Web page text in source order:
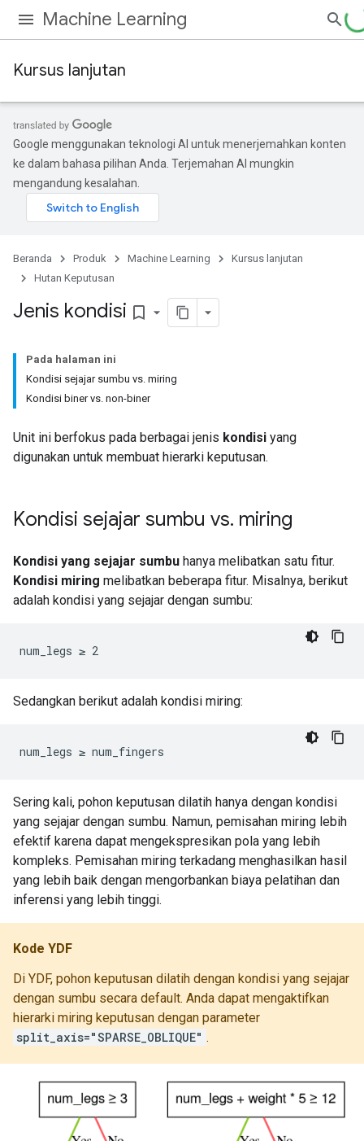
Machine Learning
Kursus lanjutan
Google menggunakan teknologi AI untuk menerjemahkan konten
ke dalam bahasa pilihan Anda. Terjemahan AI mungkin
mengandung kesalahan.
Beranda Produk Machine Learning
Kursus lanjutan
Hutan Keputusan
Jenis kondisi bookmark_border
Pada halaman ini
Kondisi sejajar sumbu vs. miring
Kondisi biner vs. non-biner
Unit ini berfokus pada berbagai jenis kondisi yang
digunakan untuk membuat hierarki keputusan.
Kondisi sejajar sumbu vs. miring
Kondisi yang sejajar sumbu hanya melibatkan satu fitur.
Kondisi miring melibatkan beberapa fitur. Misalnya, berikut
adalah kondisi yang sejajar dengan sumbu:
num_legs ≥ 2
Sedangkan berikut adalah kondisi miring:
num_legs ≥ num_fingers
Sering kali, pohon keputusan dilatih hanya dengan kondisi
yang sejajar dengan sumbu. Namun, pemisahan miring lebih
efektif karena dapat mengekspresikan pola yang lebih
kompleks. Pemisahan miring terkadang menghasilkan hasil
yang lebih baik dengan mengorbankan biaya pelatihan dan
inferensi yang lebih tinggi.
Kode YDF
Di YDF, pohon keputusan dilatih dengan kondisi yang sejajar
dengan sumbu secara default. Anda dapat mengaktifkan
hierarki miring keputusan dengan parameter
split_axis="SPARSE_OBLIQUE" .